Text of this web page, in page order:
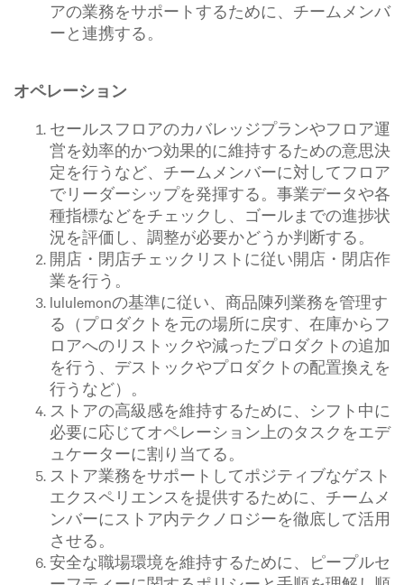
アの業務をサポートするために、チームメンバ
ーと連携する。
オペレーション
セールスフロアのカバレッジプランやフロア運
営を効率的かつ効果的に維持するための意思決
定を行うなど、チームメンバーに対してフロア
でリーダーシップを発揮する。事業データや各
種指標などをチェックし、ゴールまでの進捗状
況を評価し、調整が必要かどうか判断する。
開店・閉店チェックリストに従い開店・閉店作
業を行う。
lululemonの基準に従い、商品陳列業務を管理す
る（プロダクトを元の場所に戻す、在庫からフ
ロアへのリストックや減ったプロダクトの追加
を行う、デストックやプロダクトの配置換えを
行うなど）。
ストアの高級感を維持するために、シフト中に
必要に応じてオペレーション上のタスクをエデ
ュケーターに割り当てる。
ストア業務をサポートしてポジティブなゲスト
エクスペリエンスを提供するために、チームメ
ンバーにストア内テクノロジーを徹底して活用
させる。
安全な職場環境を維持するために、ピープルセ